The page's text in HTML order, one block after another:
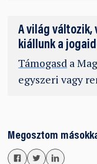
A világ
kiállunk a
Támogasd a
egyszeri vagy
Megosztom